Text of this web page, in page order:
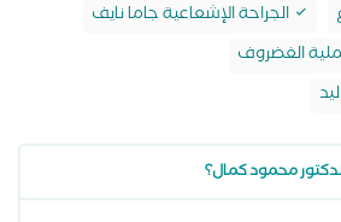
الجراحة الإشعاعية جاما نايف
الغضروف
محمود كمال؟